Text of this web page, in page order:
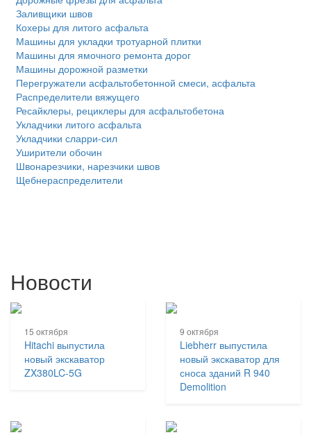
Заливщики швов
Кохеры для литого асфальта
Машины для укладки тротуарной плитки
Машины для ямочного ремонта дорог
Машины дорожной разметки
Перегружатели асфальтобетонной смеси, асфальта
Распределители вяжущего
Ресайклеры, рециклеры для асфальтобетона
Укладчики литого асфальта
Укладчики сларри-сил
Уширители обочин
Швонарезчики, нарезчики швов
Щебнераспределители
Новости
15 октября
Hitachi выпустила
новый экскаватор
ZX380LC-5G
9 октября
Liebherr выпустила
новый экскаватор для
сноса зданий R 940
Demolition